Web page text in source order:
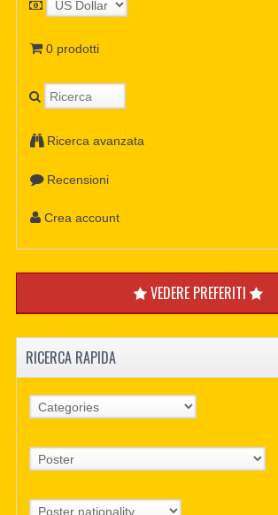
0 prodotti
Ricerca avanzata
Recensioni
Crea account
VEDERE PREFERITI
RICERCA RAPIDA